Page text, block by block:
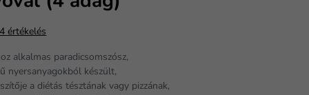
4 értékelés
alkalmas paradicsomszósz,
nyersanyagokból készült,
a diétás tésztának vagy pizzának,